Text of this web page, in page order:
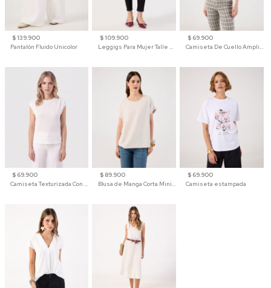
$ 139.900
Pantalón Fluido Unicolor
$ 109.900
Leggigs Para Mujer Talle Alto Liso
$ 69.900
Camiseta De Cuello Amplio Y Manga 3/4 Para Mujer
$ 69.900
Camiseta Texturizada Con Hombro Caído Para Mujer
$ 89.900
Blusa de Manga Corta Minimalista para Mujer
$ 69.900
Camiseta estampada